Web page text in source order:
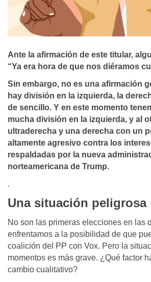
Ante la afirmación de este titular,
“Ya era hora de que nos diéramos
Sin embargo, no es una afirmación
hay división en la izquierda, la
de sencillo. Y en este momento
mucha división en la izquierda, y al
ultraderecha y una derecha con un
altamente agresivo contra los
respaldadas por la nueva
norteamericana de Trump.
.
Una situación peligrosa
No son las primeras elecciones en las
enfrentamos a la posibilidad de que
coalición del PP con Vox. Pero la
momentos es más grave. ¿Qué factor
cambio cualitativo?